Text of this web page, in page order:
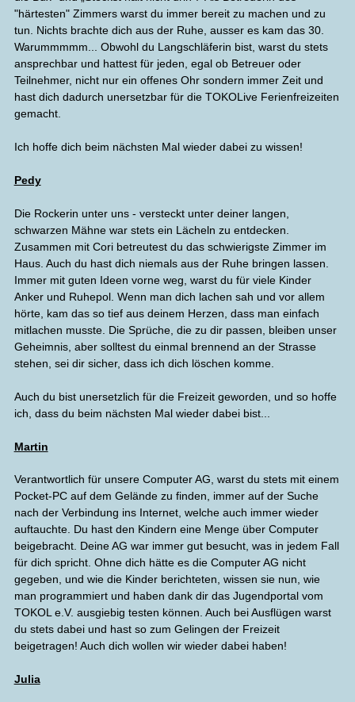
"härtesten" Zimmers warst du immer bereit zu machen und zu
tun. Nichts brachte dich aus der Ruhe, ausser es kam das 30.
Warummmmm... Obwohl du Langschläferin bist, warst du stets
ansprechbar und hattest für jeden, egal ob Betreuer oder
Teilnehmer, nicht nur ein offenes Ohr sondern immer Zeit und
hast dich dadurch unersetzbar für die TOKOLive Ferienfreizeiten
gemacht.
Ich hoffe dich beim nächsten Mal wieder dabei zu wissen!
Pedy
Die Rockerin unter uns - versteckt unter deiner langen,
schwarzen Mähne war stets ein Lächeln zu entdecken.
Zusammen mit Cori betreutest du das schwierigste Zimmer im
Haus. Auch du hast dich niemals aus der Ruhe bringen lassen.
Immer mit guten Ideen vorne weg, warst du für viele Kinder
Anker und Ruhepol. Wenn man dich lachen sah und vor allem
hörte, kam das so tief aus deinem Herzen, dass man einfach
mitlachen musste. Die Sprüche, die zu dir passen, bleiben unser
Geheimnis, aber solltest du einmal brennend an der Strasse
stehen, sei dir sicher, dass ich dich löschen komme.
Auch du bist unersetzlich für die Freizeit geworden, und so hoffe
ich, dass du beim nächsten Mal wieder dabei bist...
Martin
Verantwortlich für unsere Computer AG, warst du stets mit einem
Pocket-PC auf dem Gelände zu finden, immer auf der Suche
nach der Verbindung ins Internet, welche auch immer wieder
auftauchte. Du hast den Kindern eine Menge über Computer
beigebracht. Deine AG war immer gut besucht, was in jedem Fall
für dich spricht. Ohne dich hätte es die Computer AG nicht
gegeben, und wie die Kinder berichteten, wissen sie nun, wie
man programmiert und haben dank dir das Jugendportal vom
TOKOL e.V. ausgiebig testen können. Auch bei Ausflügen warst
du stets dabei und hast so zum Gelingen der Freizeit
beigetragen! Auch dich wollen wir wieder dabei haben!
Julia